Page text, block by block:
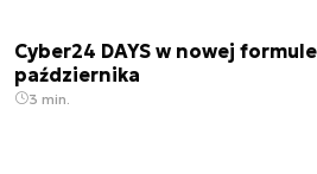
Cyber24 DAYS w nowej
października
3 min.